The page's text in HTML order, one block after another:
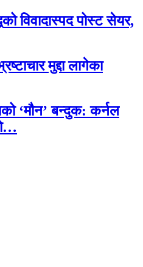
विवादास्पद पोस्ट सेयर,
मुद्दा लागेका
‘मौन’ बन्दुक: कर्नल